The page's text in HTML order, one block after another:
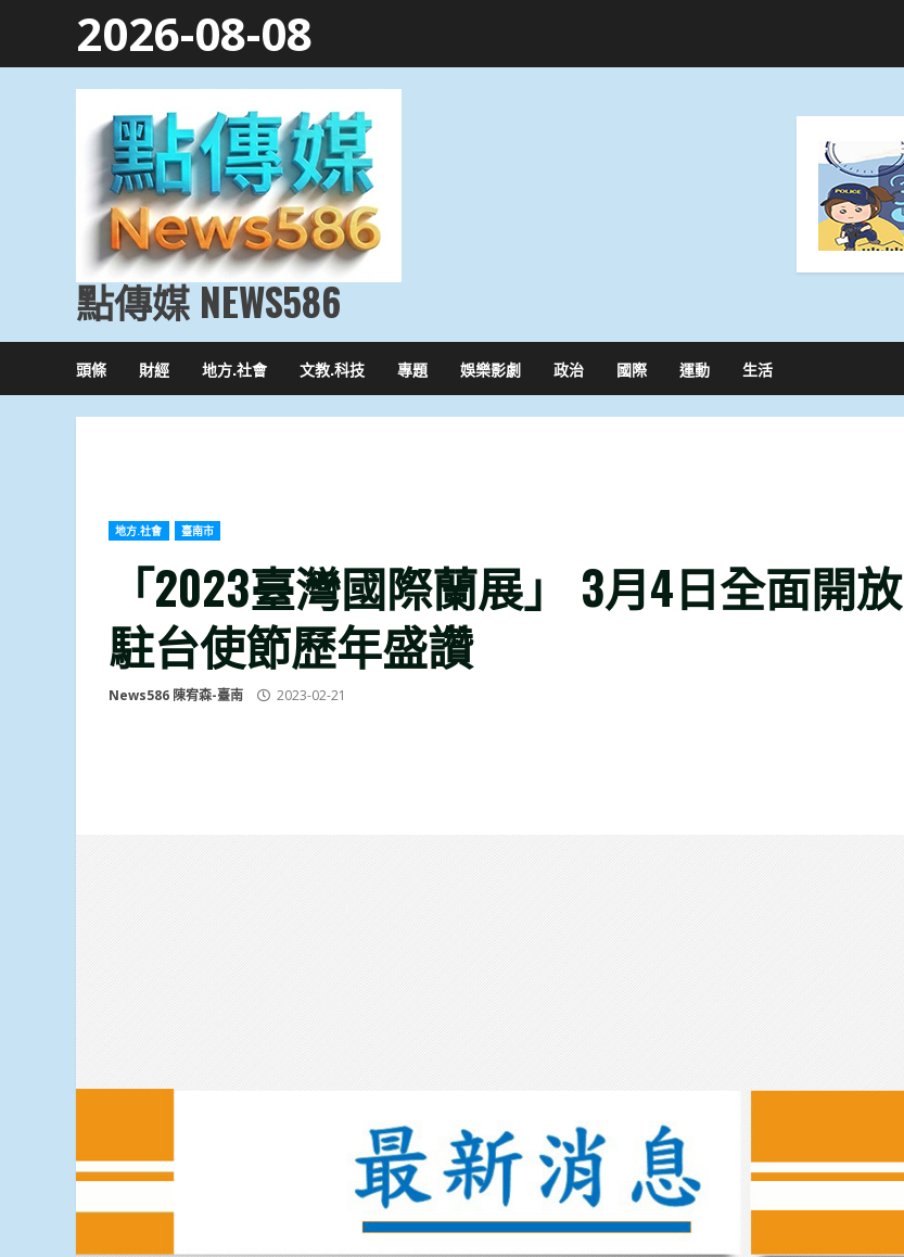
2026-08-08
點傳媒 NEWS586
頭條 財經 地方.社會 文教.科技 專題 娛樂影劇 政治 國際 運動 生活
地方.社會 臺南市
「2023臺灣國際蘭展」 3月4日全面開放
駐台使節歷年盛讚
News586 陳宥森-臺南 2023-02-21